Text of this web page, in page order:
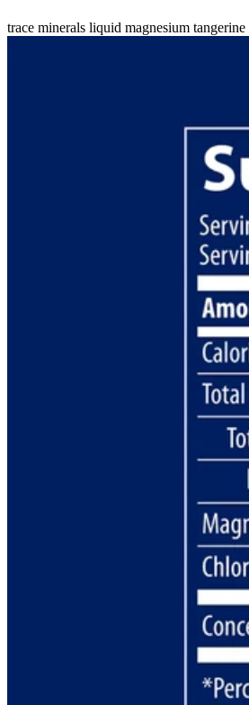
trace minerals liquid magnesium